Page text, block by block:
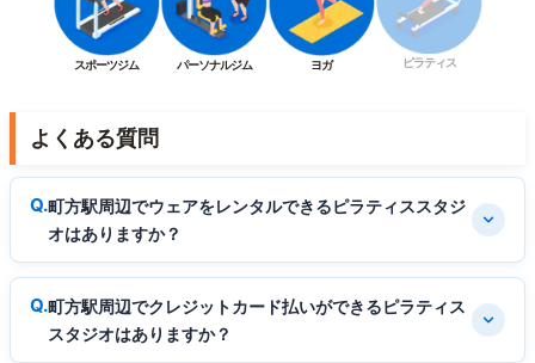
スポーツジム パーソナルジム ヨガ ピラティス
よくある質問
町方駅周辺でウェアをレンタルできるピラティススタジ
オはありますか？
町方駅周辺でクレジットカード払いができるピラティス
スタジオはありますか？